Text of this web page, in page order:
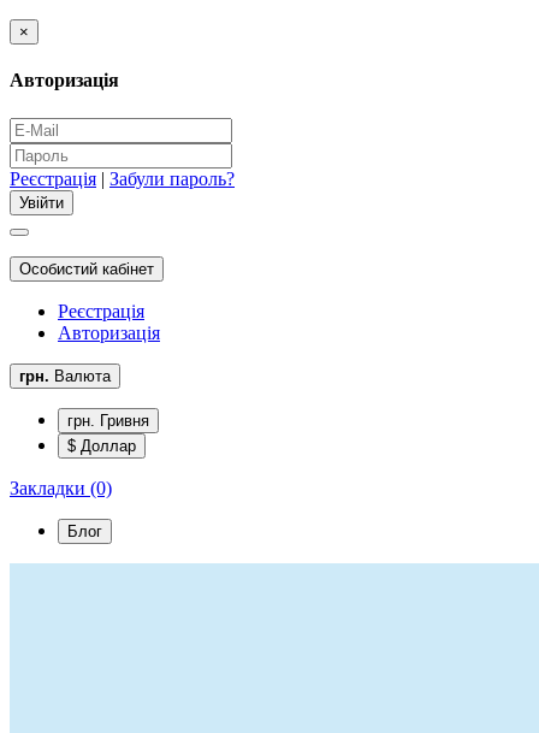
×
Авторизація
Реєстрація | Забули пароль?
Особистий кабінет
Реєстрація
Авторизація
грн. Валюта
грн. Гривня
$ Доллар
Закладки (0)
Блог